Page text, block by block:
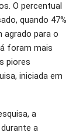
O percentual
quando 47%
agrado para o
foram mais
piores
iniciada em
a
a